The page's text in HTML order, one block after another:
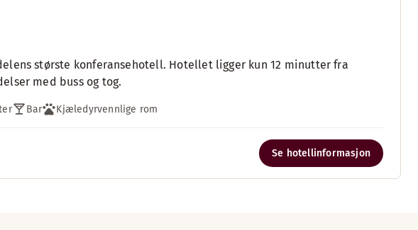
største konferansehotell. Hotellet ligger kun 12 minutter fra
med buss og tog.
Bar Kjæledyrvennlige rom
Se hotellinformasjon